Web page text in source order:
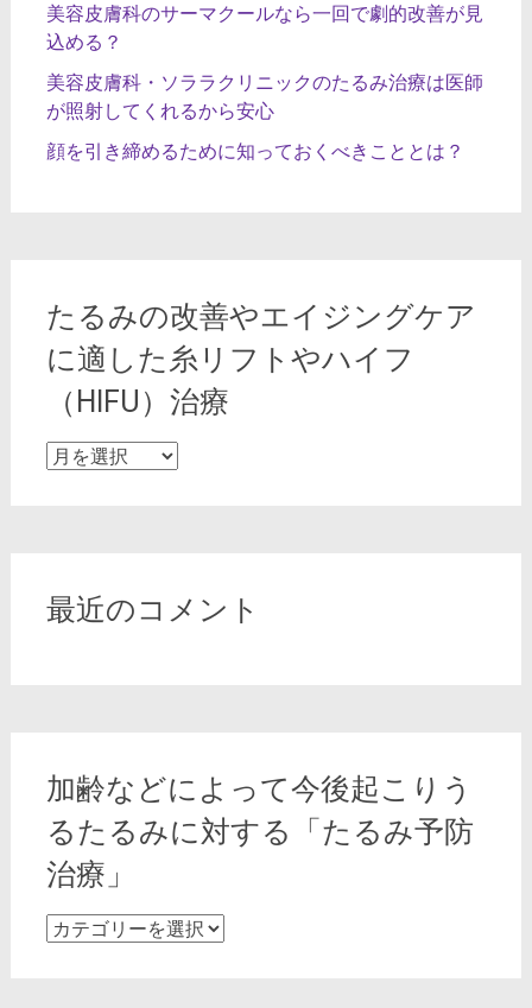
美容皮膚科のサーマクールなら一回で劇的改善が見
込める？
美容皮膚科・ソララクリニックのたるみ治療は医師
が照射してくれるから安心
顔を引き締めるために知っておくべきこととは？
たるみの改善やエイジングケア
に適した糸リフトやハイフ
（HIFU）治療
た
善
や
グ
ケ
ア
適
し
た
最近のコメント
加齢などによって今後起こりう
るたるみに対する「たるみ予防
治療」
加